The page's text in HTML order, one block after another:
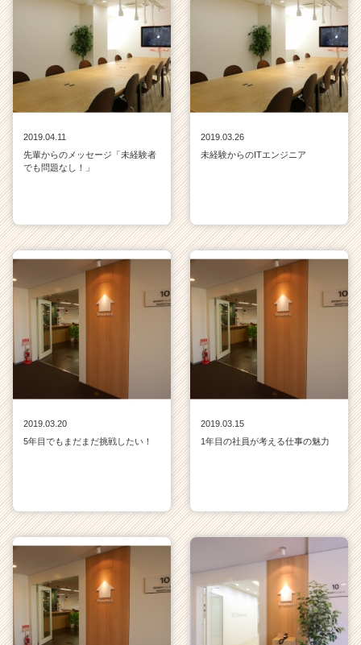
2019.04.11
先輩からのメッセージ「未経験者
でも問題なし！」
2019.03.26
未経験からのITエンジニア
2019.03.20
5年目でもまだまだ挑戦したい！
2019.03.15
1年目の社員が考える仕事の魅力